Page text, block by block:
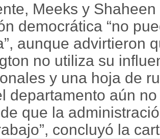
Meeks y
democrática “no
aunque advirtieron
no utiliza su
y una hoja de
departamento aún
que la
concluyó la